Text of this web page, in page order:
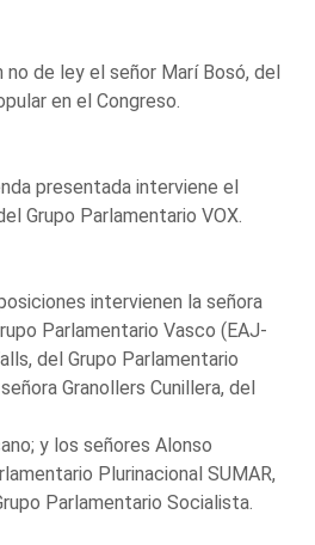
de ley el señor Marí Bosó, del
en el Congreso.
presentada interviene el
Grupo Parlamentario VOX.
intervienen la señora
Parlamentario Vasco (EAJ-
del Grupo Parlamentario
Granollers Cunillera, del
y los señores Alonso
Plurinacional SUMAR,
Parlamentario Socialista.